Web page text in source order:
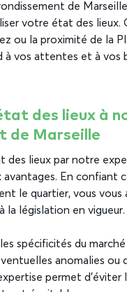
de
votre état des lieux.
ou la proximité de la
à vos attentes et à
des lieux à
de Marseille
des lieux par notre
avantages. En
le quartier, vous vous
législation en vigueur.
spécificités du
anomalies
permet